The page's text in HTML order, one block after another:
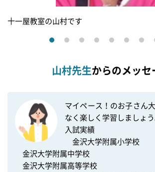
十一屋教室の山村です
山村先生からのメッセ
マイペース！のお子さん
なく楽しく学習しましょう
入試実績
金沢大学附属小学校
金沢大学附属中学校
金沢大学附属高等学校